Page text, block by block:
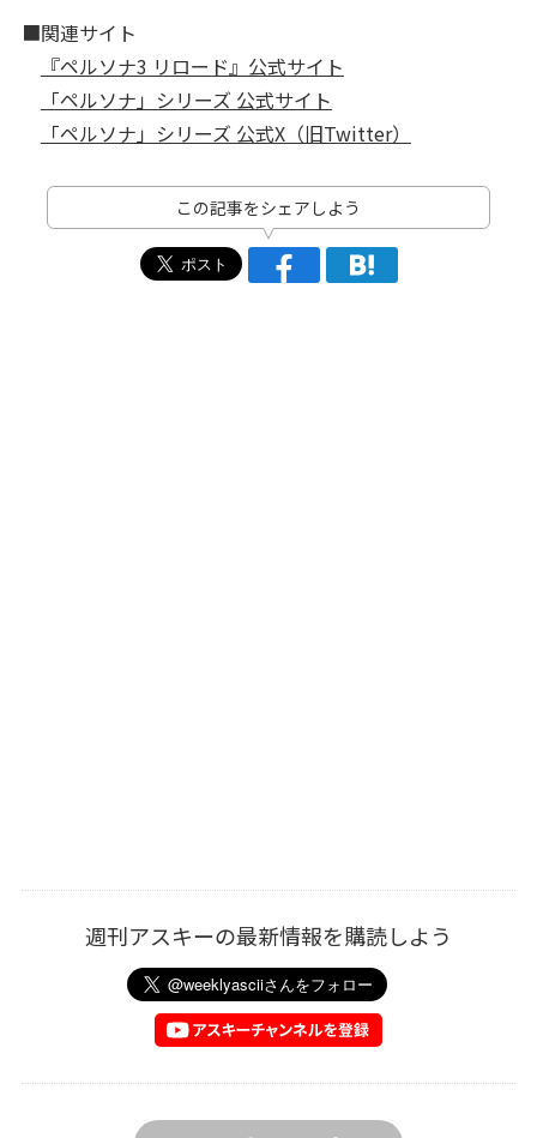
■関連サイト
『ペルソナ3 リロード』公式サイト
「ペルソナ」シリーズ 公式サイト
「ペルソナ」シリーズ 公式X（旧Twitter）
この記事をシェアしよう
週刊アスキーの最新情報を購読しよう